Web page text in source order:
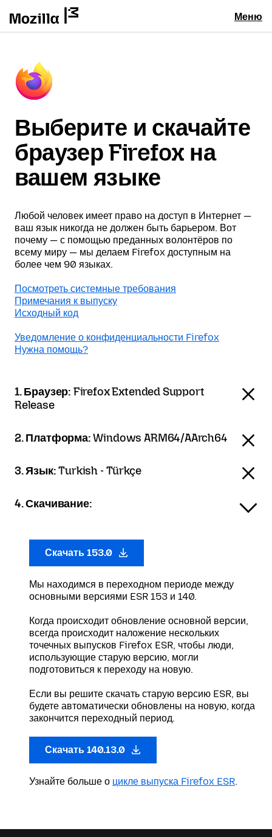
Меню
Выберите и скачайте
браузер Firefox на
вашем языке
Любой человек имеет право на доступ в Интернет —
ваш язык никогда не должен быть барьером. Вот
почему — с помощью преданных волонтёров по
всему миру — мы делаем Firefox доступным на
более чем 90 языках.
Посмотреть системные требования
Примечания к выпуску
Исходный код
Уведомление о конфиденциальности Firefox
Нужна помощь?
1. Браузер: Firefox Extended Support
Release
2. Платформа:Windows ARM64/AArch64
3. Язык:Turkish - Türkçe
4. Скачивание:
Скачать 153.0
Мы находимся в переходном периоде между
основными версиями ESR 153 и 140.
Когда происходит обновление основной версии,
всегда происходит наложение нескольких
точечных выпусков Firefox ESR, чтобы люди,
использующие старую версию, могли
подготовиться к переходу на новую.
Если вы решите скачать старую версию ESR, вы
будете автоматически обновлены на новую, когда
закончится переходный период.
Скачать 140.13.0
Узнайте больше о цикле выпуска Firefox ESR.